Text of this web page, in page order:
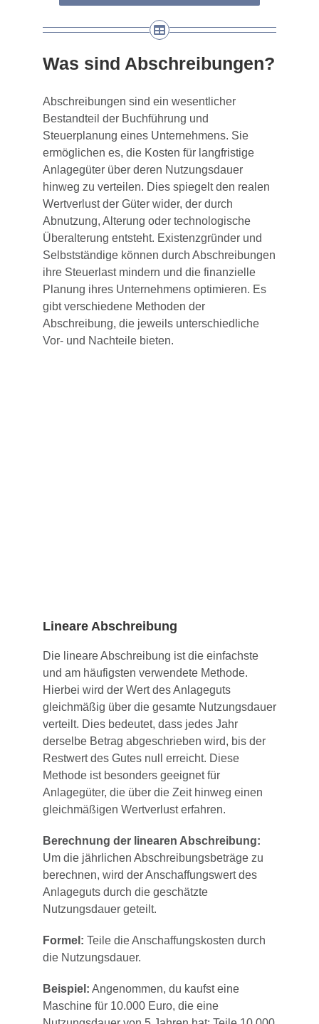
Was sind Abschreibungen?
Abschreibungen sind ein wesentlicher
Bestandteil der Buchführung und
Steuerplanung eines Unternehmens. Sie
ermöglichen es, die Kosten für langfristige
Anlagegüter über deren Nutzungsdauer
hinweg zu verteilen. Dies spiegelt den realen
Wertverlust der Güter wider, der durch
Abnutzung, Alterung oder technologische
Überalterung entsteht. Existenzgründer und
Selbstständige können durch Abschreibungen
ihre Steuerlast mindern und die finanzielle
Planung ihres Unternehmens optimieren. Es
gibt verschiedene Methoden der
Abschreibung, die jeweils unterschiedliche
Vor- und Nachteile bieten.
Lineare Abschreibung
Die lineare Abschreibung ist die einfachste
und am häufigsten verwendete Methode.
Hierbei wird der Wert des Anlageguts
gleichmäßig über die gesamte Nutzungsdauer
verteilt. Dies bedeutet, dass jedes Jahr
derselbe Betrag abgeschrieben wird, bis der
Restwert des Gutes null erreicht. Diese
Methode ist besonders geeignet für
Anlagegüter, die über die Zeit hinweg einen
gleichmäßigen Wertverlust erfahren.
Berechnung der linearen Abschreibung:
Um die jährlichen Abschreibungsbeträge zu
berechnen, wird der Anschaffungswert des
Anlageguts durch die geschätzte
Nutzungsdauer geteilt.
Formel: Teile die Anschaffungskosten durch
die Nutzungsdauer.
Beispiel: Angenommen, du kaufst eine
Maschine für 10.000 Euro, die eine